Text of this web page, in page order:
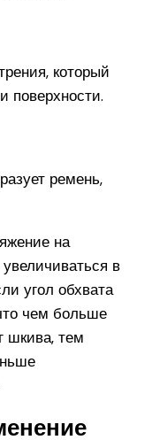
который
поверхности.
ремень,
на
в
угол обхвата
чем больше
шкива, тем